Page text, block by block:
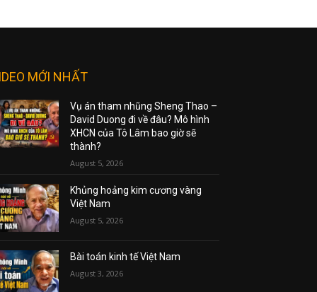
MỚI NHẤT
Vụ án tham nhũng Sheng Thao –
David Duong đi về đâu? Mô hình
XHCN của Tô Lâm bao giờ sẽ
thành?
August 5, 2026
Khủng hoảng kim cương vàng
Việt Nam
August 5, 2026
Bài toán kinh tế Việt Nam
August 3, 2026